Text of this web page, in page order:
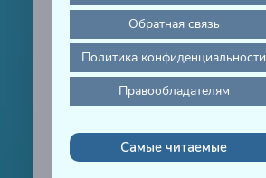
Обратная связь
Политика конфиденциальности
Правообладателям
Самые читаемые